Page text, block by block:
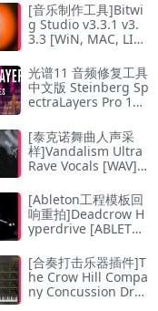
[音乐制作工具]Bitwi
g Studio v3.3.1 v3.
3.3 [WiN, MAC, LIN
光谱11 音频修复工具
中文版 Steinberg Sp
ectraLayers Pro 11.
[泰克诺舞曲人声采
样]Vandalism Ultra
Rave Vocals [WAV]
[Ableton工程模板回
响重拍]Deadcrow H
yperdrive [ABLETO
64Mb）
[合奏打击乐器插件]T
he Crow Hill Compa
ny Concussion Dru